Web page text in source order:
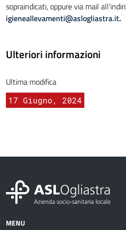
sopraindicati, oppure via mail
igieneallevamenti@aslogliastra.it.
Ulteriori informazioni
Ultima modifica
17 Giugno, 2024
MENU